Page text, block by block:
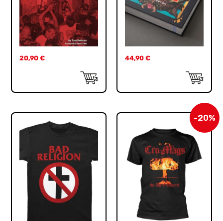
20,90€ 44,90 €
-20%